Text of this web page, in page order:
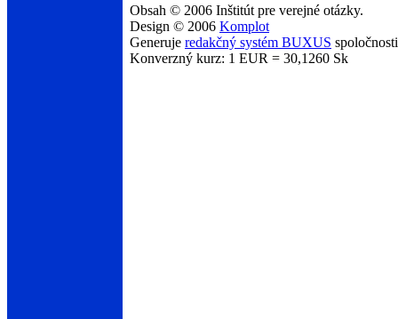
Obsah © 2006 Inštitút pre verejné otázky.
Design © 2006 Komplot
Generuje redakčný systém BUXUS
Konverzný kurz: 1 EUR = 30,1260 Sk